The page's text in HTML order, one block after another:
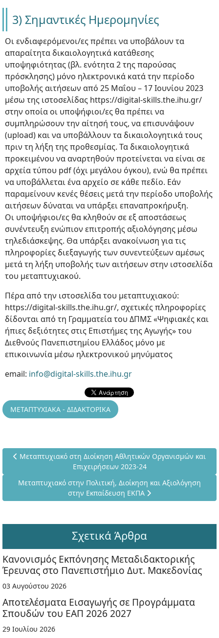
3) Σημαντικές Ημερομηνίες
Οι ενδιαφερόμενοι/ες πρέπει να υποβάλουν τα
απαραίτητα δικαιολογητικά κατάθεσης
υποψηφιότητας (βλ. ενότητα 2 της παρούσας
πρόσκλησης) μόνο ηλεκτρονικά κατά την περίοδο
υποβολής αιτήσεων από 25 Μαΐου – 17 Ιουνίου 2023
μέσω της ιστοσελίδας https://digital-skills.the.ihu.gr/
στην οποία οι υποψήφιοι/ες θα πρέπει να
συμπληρώσουν την αίτησή τους, να επισυνάψουν
(upload) και να υποβάλλουν τα δικαιολογητικά τους
πριν τη λήξη της προθεσμίας. Τα δικαιολογητικά
προκειμένου να αναρτηθούν προτείνεται να είναι σε
αρχεία τύπου pdf (όχι μεγάλου όγκου), ενώ θα πρέπει
να υποβάλλεται ένα αρχείο σε κάθε πεδίο. Εάν
παραμείνουν κενές θέσεις μετά την περίοδο υποβολής
αιτήσεων δύναται να υπάρξει επαναπροκήρυξη.
Οι υποψήφιοι/ες θα κληθούν σε εξ αποστάσεως
συνέντευξη ενώπιον επιτροπής αξιολόγησης μέσω
τηλεδιάσκεψης. Θα υπάρξει ανακοίνωση για τις
πληροφορίες διεξαγωγής των συνεντεύξεων αμέσως
μετά τη λήξη υποβολής των αιτήσεων στην ιστοσελίδα
του μεταπτυχιακού.
Πέρα από την ιστοσελίδα του μεταπτυχιακού:
https://digital-skills.the.ihu.gr/, σχετικές πληροφορίες
δίδονται από τη Γραμματεία του ΔΠΜΣ «Ψηφιακές και
ήπιες δεξιότητες στις Επιστήμες της Αγωγής» του
Διεθνούς Πανεπιστημίου Ελλάδος μόνο με
επικοινωνία μέσω ηλεκτρονικού μηνύματος
email: info@digital-skills.the.ihu.gr
ΜΕΤΑΠΤΥΧΙΑΚΑ - ΔΙΔΑΚΤΟΡΙΚΑ
Προηγούμενο άρθρο: Μεταπτυχιακό στη Διοίκηση Αθλητικών
Μεταπτυχιακό στη Διοίκηση Αθλητικών Οργανισμών και
Επιχειρήσεων 2023-24
Επόμενο άρθρο: Μεταπτυχιακό στην Πολιτική, Διοίκηση
Μεταπτυχιακό στην Πολιτική, Διοίκηση και Αξιολόγηση
στην Εκπαίδευση ΕΚΠΑ
Σχετικά Άρθρα
Κανονισμός Εκπόνησης Μεταδιδακτορικής
Έρευνας στο Πανεπιστήμιο Δυτ. Μακεδονίας
03 Αυγούστου 2026
Αποτελέσματα Εισαγωγής σε Προγράμματα
Σπουδών του ΕΑΠ 2026 2027
29 Ιουλίου 2026